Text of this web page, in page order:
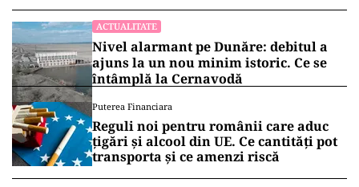
ACTUALITATE
Nivel alarmant pe Dunăre: debitul a
ajuns la un nou minim istoric. Ce se
întâmplă la Cernavodă
Puterea Financiara
Reguli noi pentru românii care aduc
țigări și alcool din UE. Ce cantități pot
transporta și ce amenzi riscă